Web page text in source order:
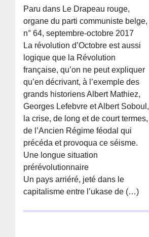
Paru dans Le Drapeau rouge,
organe du parti communiste belge,
n° 64, septembre-octobre 2017
La révolution d’Octobre est aussi
logique que la Révolution
française, qu’on ne peut expliquer
qu’en décrivant, à l’exemple des
grands historiens Albert Mathiez,
Georges Lefebvre et Albert Soboul,
la crise, de long et de court termes,
de l’Ancien Régime féodal qui
précéda et provoqua ce séisme.
Une longue situation
prérévolutionnaire
Un pays arriéré, jeté dans le
capitalisme entre l’ukase de (…)